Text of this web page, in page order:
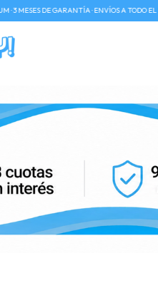
· ENVÍOS A TODO EL PAÍS USADOS